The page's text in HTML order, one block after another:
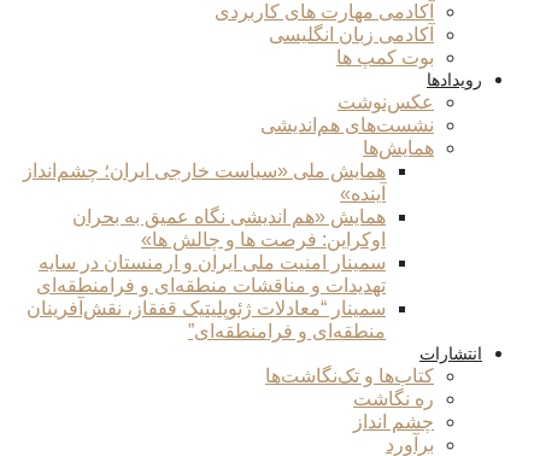
آکادمی مهارت های کاربردی
آکادمی زبان انگلیسی
بوت کمپ ها
رویدادها
عکس‌نوشت
نشست‌های هم‌اندیشی
همایش‌ها
همایش ملی «سیاست خارجی ایران؛ چشم‌انداز
آینده»
همایش «هم اندیشی نگاه عمیق به بحران
اوکراین: فرصت ها و چالش ها»
سمینار امنیت ملی ایران و ارمنستان در سایه
تهدیدات و مناقشات منطقه‌ای و فرامنطقه‌ای
سمینار “معادلات ژئوپلیتیک قفقاز، نقش‌آفرینان
منطقه‌ای و فرامنطقه‌ای”
انتشارات
کتاب‌ها و تک‌نگاشت‌ها
ره نگاشت
چشم انداز
برآورد